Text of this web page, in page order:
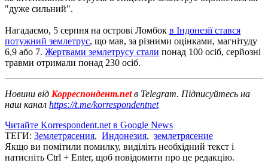
"дуже сильний".
Нагадаємо, 5 серпня на острові Ломбок в Індонезії стався
потужний землетрус, що мав, за різними оцінками, магнітуду
6,9 або 7. Жертвами землетрусу стали понад 100 осіб, серйозні
травми отримали понад 230 осіб.
Новини від Корреспондент.netв Telegram. Підписуйтесь на
наш канал https://t.me/korrespondentnet
Читайте Korrespondent.net в Google News
ТЕГИ: Землетрясения, Индонезия, землетрясение
Якщо ви помітили помилку, виділіть необхідний текст і
натисніть Ctrl + Enter, щоб повідомити про це редакцію.